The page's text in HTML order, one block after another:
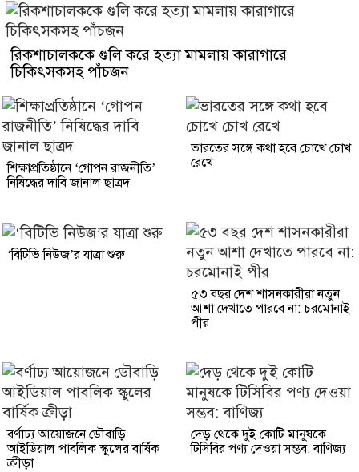
রিকশাচালককে গুলি করে হত্যা মামলায় কারাগারে
চিকিৎসকসহ পাঁচজন
শিক্ষাপ্রতিষ্ঠানে ‘গোপন রাজনীতি’
নিষিদ্ধের দাবি জানাল ছাত্রদ
ভারতের সঙ্গে কথা হবে চোখে চোখ
রেখে
‘বিটিভি নিউজ’র যাত্রা শুরু
৫৩ বছর দেশ শাসনকারীরা নতুন
আশা দেখাতে পারবে না: চরমোনাই
পীর
বর্ণাঢ্য আয়োজনে ডৌবাড়ি
আইডিয়াল পাবলিক স্কুলের বার্ষিক
ক্রীড়া
দেড় থেকে দুই কোটি মানুষকে
টিসিবির পণ্য দেওয়া সম্ভব: বাণিজ্য